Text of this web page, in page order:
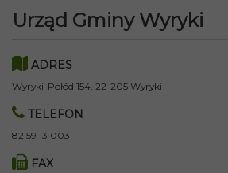
Urząd Gminy Wyryki
ADRES
Wyryki-Połód 154, 22-205 Wyryki
TELEFON
82 59 13 003
FAX